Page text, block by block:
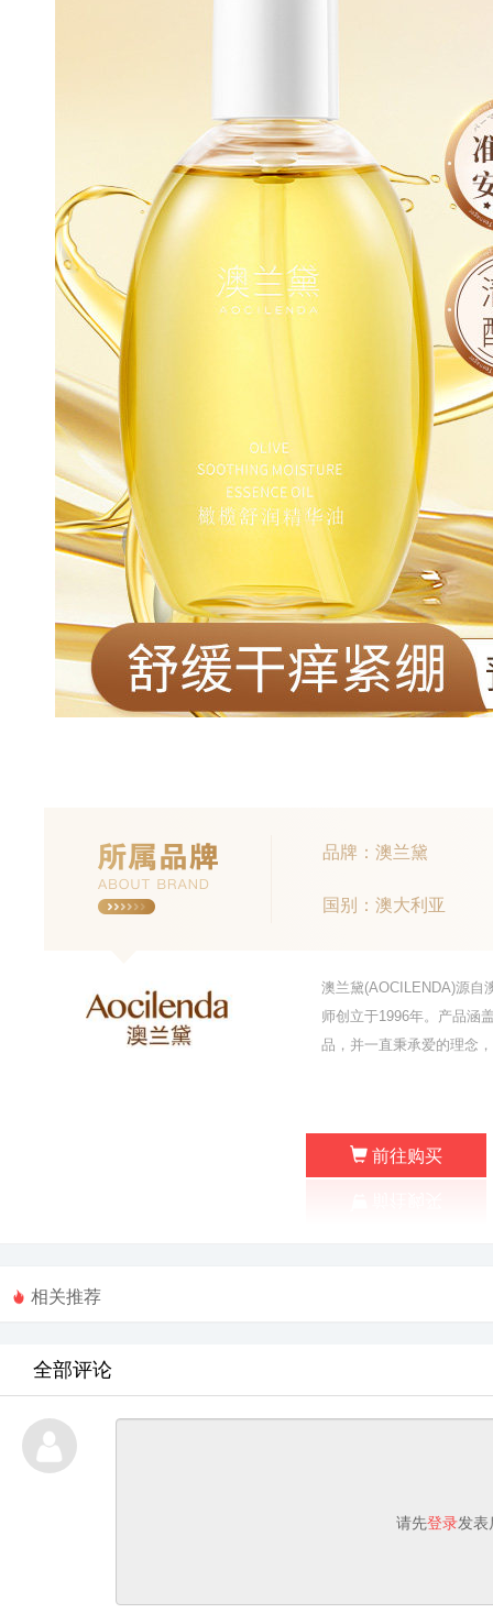
品牌：澳兰黛
国别：澳大利亚
澳兰黛(AOCILENDA)源自
师创立于1996年。产品涵
品，并一直秉承爱的理念
前往购买
相关推荐
全部评论
请先登录发表